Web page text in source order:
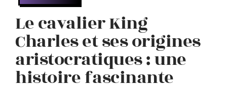
Le cavalier King
Charles et ses origines
aristocratiques : une
histoire fascinante